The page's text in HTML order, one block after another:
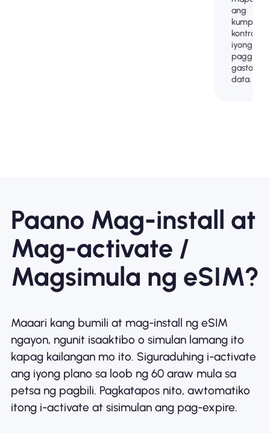
ang
kontrol sa
iyong
gastos ng
data.
Paano Mag-install at
Mag-activate /
Magsimula ng eSIM?
Maaari kang bumili at mag-install ng eSIM
ngayon, ngunit isaaktibo o simulan lamang ito
kapag kailangan mo ito. Siguraduhing i-activate
ang iyong plano sa loob ng 60 araw mula sa
petsa ng pagbili. Pagkatapos nito, awtomatiko
itong i-activate at sisimulan ang pag-expire.